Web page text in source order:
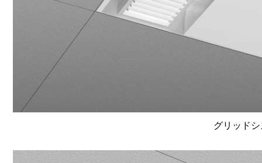
グリッド